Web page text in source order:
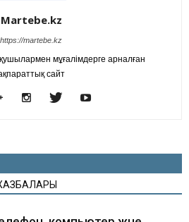
Martebe.kz
https://martebe.kz
мұғалімдерге арналған
сайт